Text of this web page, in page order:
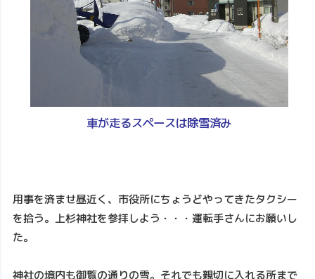
車が走るスペースは除雪済み
用事を済ませ昼近く、市役所にちょうどやってきたタクシー
を拾う。上杉神社を参拝しよう・・・運転手さんにお願いし
た。
神社の境内も御覧の通りの雪。それでも親切に入れる所まで